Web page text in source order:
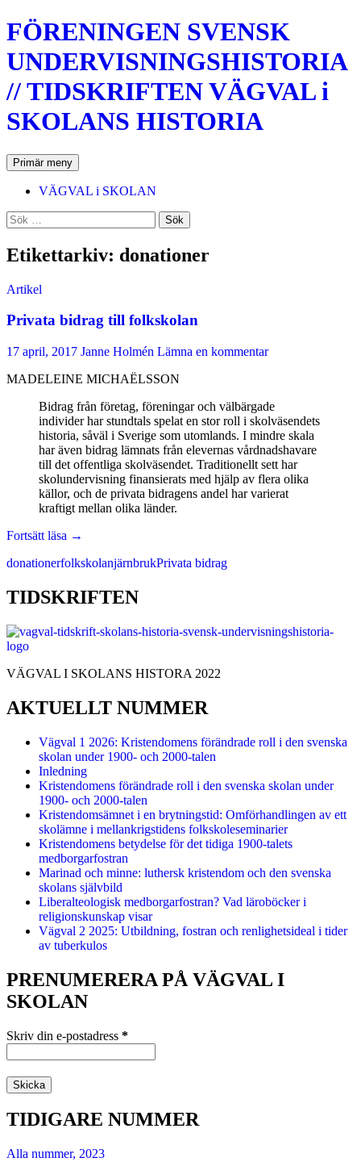
Hoppa
till
innehåll
FÖRENINGEN SVENSK
UNDERVISNINGSHISTORIA
// TIDSKRIFTEN VÄGVAL i
SKOLANS HISTORIA
SökPrimär meny
VÄGVAL i SKOLAN
Sök
efter:
Etikettarkiv: donationer
Artikel
Privata bidrag till folkskolan
17 april, 2017 Janne Holmén Lämna en kommentar
MADELEINE MICHAËLSSON
Bidrag från företag, föreningar och välbärgade
individer har stundtals spelat en stor roll i skolväsendets
historia, såväl i Sverige som utomlands. I mindre skala
har även bidrag lämnats från elevernas vårdnadshavare
till det offentliga skolväsendet. Traditionellt sett har
skolundervisning finansierats med hjälp av flera olika
källor, och de privata bidragens andel har varierat
kraftigt mellan olika länder.
Fortsätt läsa Privata
till
→
donationerfolkskolanjärnbrukPrivata bidrag
TIDSKRIFTEN
VÄGVAL I SKOLANS HISTORA 2022
AKTUELLT NUMMER
Vägval 1 2026: Kristendomens förändrade roll i den svenska
skolan under 1900- och 2000-talen
Inledning
Kristendomens förändrade roll i den svenska skolan under
1900- och 2000-talen
Kristendomsämnet i en brytningstid: Omförhandlingen av ett
skolämne i mellankrigstidens folkskoleseminarier
Kristendomens betydelse för det tidiga 1900-talets
medborgarfostran
Marinad och minne: luthersk kristendom och den svenska
skolans självbild
Liberalteologisk medborgarfostran? Vad läroböcker i
religionskunskap visar
Vägval 2 2025: Utbildning, fostran och renlighetsideal i tider
av tuberkulos
PRENUMERERA PÅ VÄGVAL I
SKOLAN
Skriv din e-postadress *
TIDIGARE NUMMER
Alla nummer, 2023